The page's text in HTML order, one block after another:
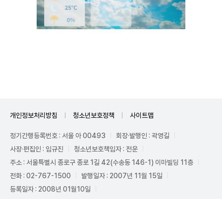
개인정보처리방침 청소년보호정책 사이트맵
정기간행등록번호 : 서울 아 00493
회장·발행인 : 곽영길
사장·편집인 : 임규진
청소년보호책임자 : 전운
주소 : 서울특별시 종로구 종로 1길 42(수송동 146-1) 이마빌딩 11층
전화 : 02-767-1500
발행일자 : 2007년 11월 15일
등록일자 : 2008년 01월10일